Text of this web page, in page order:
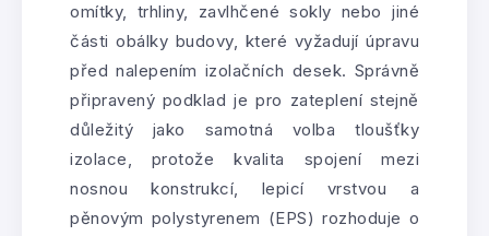
omítky, trhliny, zavlhčené sokly nebo jiné
části obálky budovy, které vyžadují úpravu
před nalepením izolačních desek. Správně
připravený podklad je pro zateplení stejně
důležitý jako samotná volba tloušťky
izolace, protože kvalita spojení mezi
nosnou konstrukcí, lepicí vrstvou a
pěnovým polystyrenem (EPS) rozhoduje o